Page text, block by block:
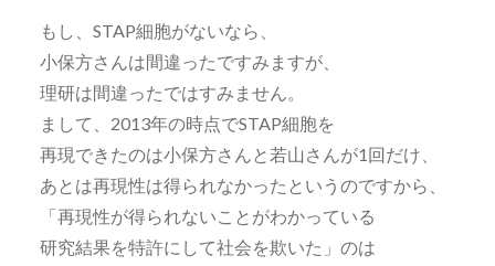
もし、STAP細胞がないなら、
小保方さんは間違ったですみますが、
理研は間違ったではすみません。
まして、2013年の時点でSTAP細胞を
再現できたのは小保方さんと若山さんが1回だけ、
あとは再現性は得られなかったというのですから、
「再現性が得られないことがわかっている
研究結果を特許にして社会を欺いた」のは